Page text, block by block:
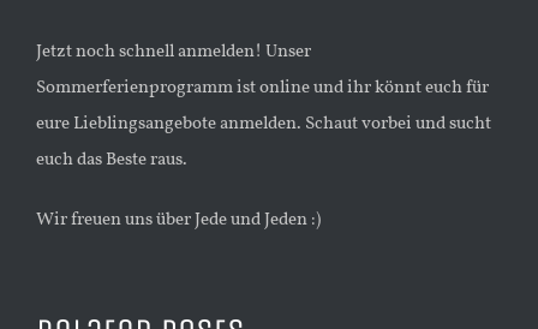
Jetzt noch schnell anmelden! Unser
Sommerferienprogramm ist online und ihr könnt euch für
eure Lieblingsangebote anmelden. Schaut vorbei und sucht
euch das Beste raus.
Wir freuen uns über Jede und Jeden :)